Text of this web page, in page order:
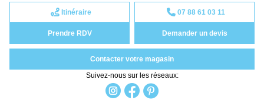
Itinéraire 07 88 61 03 11
Prendre RDV Demander un devis
Contacter votre magasin
Suivez-nous sur les réseaux: